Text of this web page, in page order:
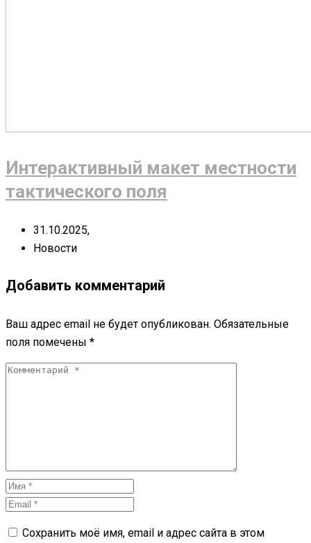
Интерактивный макет местности
тактического поля
31.10.2025,
Новости
Добавить комментарий
Ваш адрес email не будет опубликован. Обязательные
поля помечены *
Сохранить моё имя, email и адрес сайта в этом